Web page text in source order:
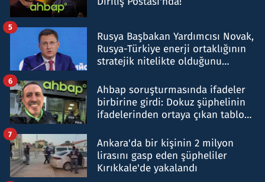
Rusya Başbakan Yardımcısı Novak,
Rusya-Türkiye enerji ortaklığının
stratejik nitelikte olduğunu
5
Ahbap soruşturmasında ifadeler
birbirine girdi: Dokuz şüphelinin
ifadelerinden ortaya çıkan tablo
6
Ankara'da bir kişinin 2 milyon
lirasını gasp eden şüpheliler
Kırıkkale'de yakalandı
7